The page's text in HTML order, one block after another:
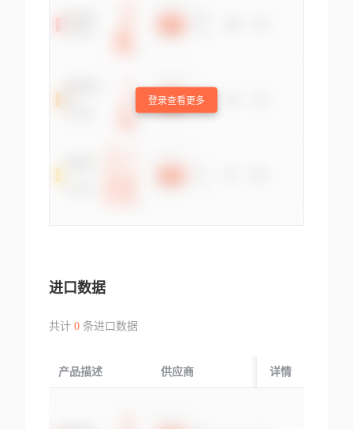
登录查看更多
进口数据
共计 0条进口数据
产品描述 供应商 起运国/地区
详情